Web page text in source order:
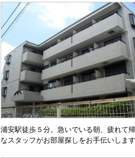
浦安駅徒歩５分。急いでいる朝、疲れて
なスタッフがお部屋探しをお手伝いしま